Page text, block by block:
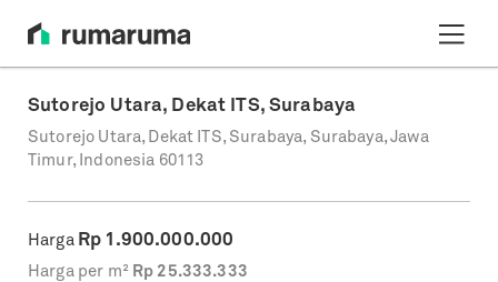
Sutorejo Utara, Dekat ITS, Surabaya
Sutorejo Utara, Dekat ITS, Surabaya, Surabaya, Jawa
Timur, Indonesia 60113
Harga Rp 1.900.000.000
Harga per m² Rp 25.333.333